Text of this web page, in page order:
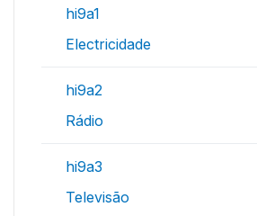
hi9a1
Electricidade
hi9a2
Rádio
hi9a3
Televisão